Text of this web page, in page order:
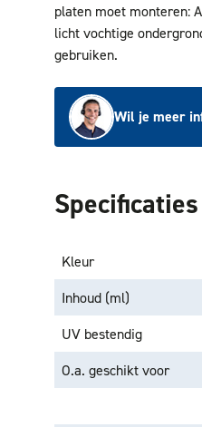
platen moet monteren:
licht vochtige
gebruiken.
Wil je meer
Specificaties
Kleur
Inhoud (ml)
UV bestendig
O.a. geschikt voor